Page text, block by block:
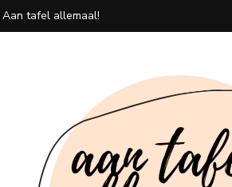
Aan tafel allemaal!